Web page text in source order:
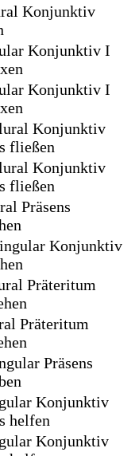
Konjunktiv
Konjunktiv I
Konjunktiv I
Konjunktiv
fließen
Konjunktiv
fließen
Präsens
Konjunktiv
Präteritum
Präteritum
Präsens
Konjunktiv
helfen
Konjunktiv